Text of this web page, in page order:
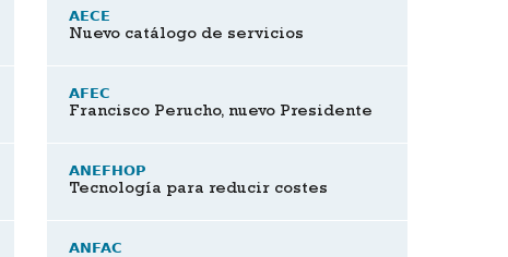
AECE
Nuevo catálogo de servicios
AFEC
Francisco Perucho, nuevo Presidente
ANEFHOP
Tecnología para reducir costes
ANFAC